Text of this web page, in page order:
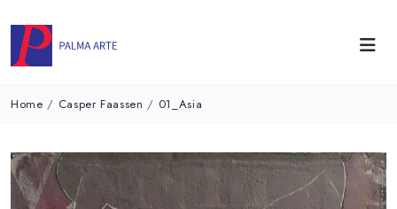
Home / Casper Faassen / 01_Asia